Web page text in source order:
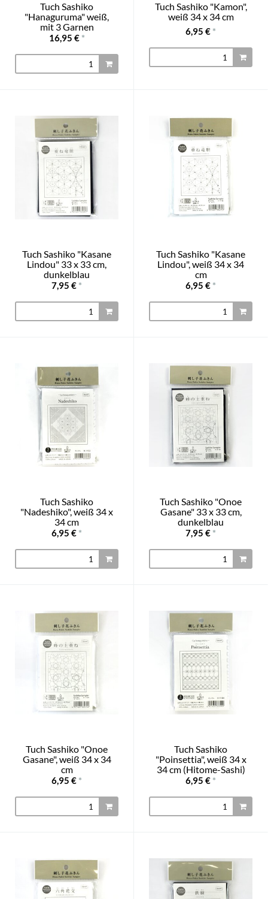
Tuch Sashiko
"Hanaguruma" weiß,
mit 3 Garnen
16,95 € *
Tuch Sashiko "Kamon",
weiß 34 x 34 cm
6,95 € *
Tuch Sashiko "Kasane
Lindou" 33 x 33 cm,
dunkelblau
7,95 € *
Tuch Sashiko "Kasane
Lindou", weiß 34 x 34
cm
6,95 € *
Tuch Sashiko
"Nadeshiko", weiß 34 x
34 cm
6,95 € *
Tuch Sashiko "Onoe
Gasane" 33 x 33 cm,
dunkelblau
7,95 € *
Tuch Sashiko "Onoe
Gasane", weiß 34 x 34
cm
6,95 € *
Tuch Sashiko
"Poinsettia", weiß 34 x
34 cm (Hitome-Sashi)
6,95 € *